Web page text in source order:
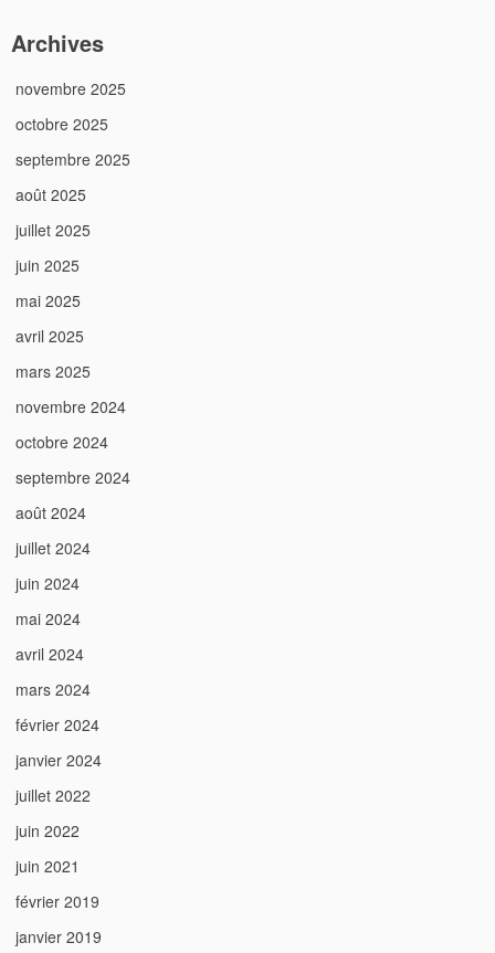
Archives
novembre 2025
octobre 2025
septembre 2025
août 2025
juillet 2025
juin 2025
mai 2025
avril 2025
mars 2025
novembre 2024
octobre 2024
septembre 2024
août 2024
juillet 2024
juin 2024
mai 2024
avril 2024
mars 2024
février 2024
janvier 2024
juillet 2022
juin 2022
juin 2021
février 2019
janvier 2019